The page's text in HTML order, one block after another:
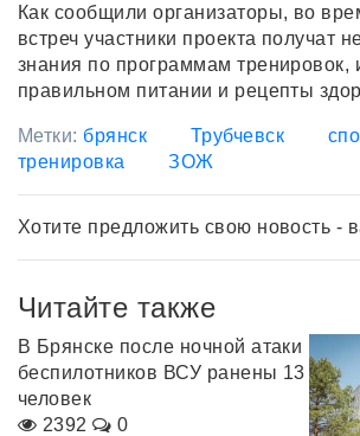
Как сообщили организаторы, во
встреч участники проекта получат
знания по программам
правильном питании и рецепты
Метки: брянск Трубчевск
тренировка
ЗОЖ
Хотите предложить свою новость -
Читайте также
В Брянске после ночной атаки
беспилотников ВСУ ранены 13
человек
2392
0